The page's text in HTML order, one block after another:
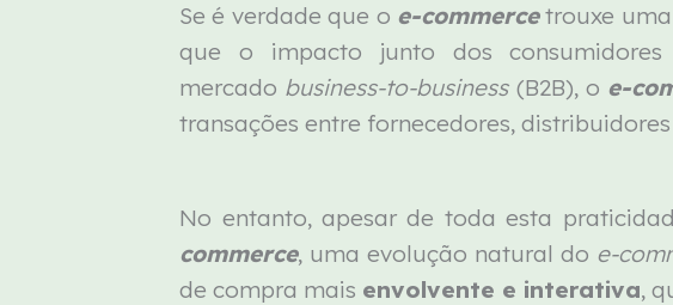
Se é verdade que o e-commercetrouxe uma
que o impacto junto dos
mercado business-to-business(B2B), o e-
transações entre fornecedores,
No entanto, apesar de toda esta
commerce, uma evolução natural do e-
de compra mais envolvente e interativa,